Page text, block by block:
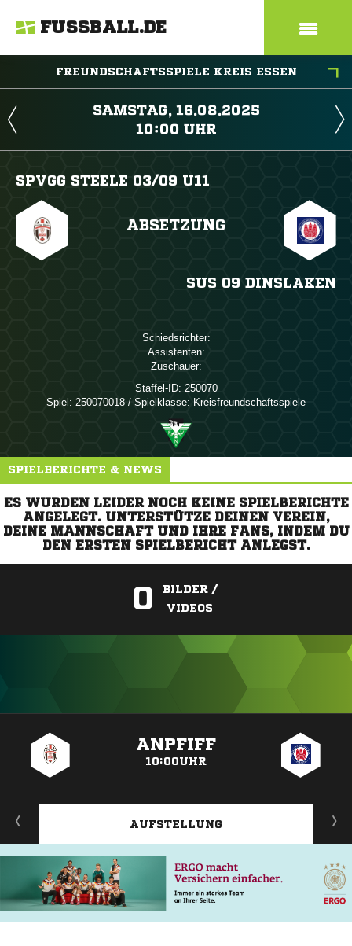
FUSSBALL.DE
FREUNDSCHAFTSSPIELE KREIS ESSEN
 
 
SPVGG STEELE 03/​09 U11
ABSETZUNG
SUS 09 DINSLAKEN
Schiedsrichter:
Assistenten:
Zuschauer:
Staffel-ID: 250070
Spiel: 250070018 / Spielklasse: Kreisfreundschaftsspiele
SPIELBERICHTE & NEWS
ES WURDEN LEIDER NOCH KEINE SPIELBERICHTE
ANGELEGT. UNTERSTÜTZE DEINEN VEREIN,
DEINE MANNSCHAFT UND IHRE FANS, INDEM DU
DEN ERSTEN SPIELBERICHT ANLEGST.
0
BILDER /
VIDEOS
ANPFIFF
10:00UHR
AUFSTELLUNG